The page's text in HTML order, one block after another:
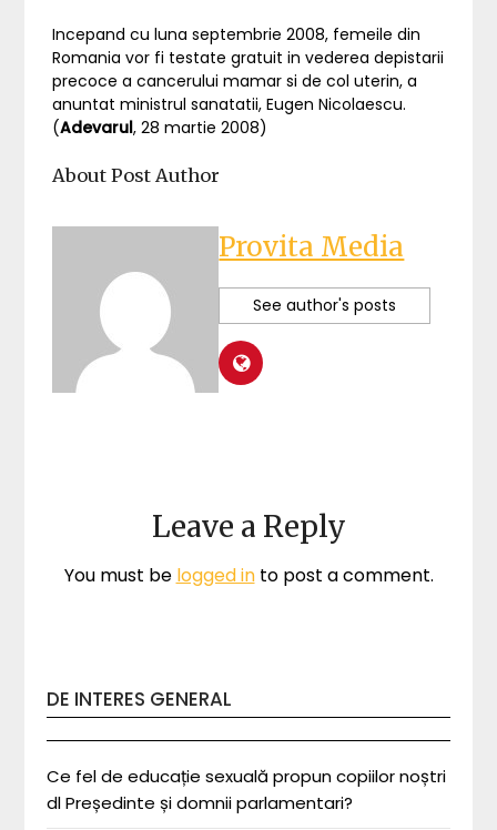
Incepand cu luna septembrie 2008, femeile din
Romania vor fi testate gratuit in vederea depistarii
precoce a cancerului mamar si de col uterin, a
anuntat ministrul sanatatii, Eugen Nicolaescu.
(Adevarul, 28 martie 2008)
About Post Author
Provita Media
See author's posts
Leave a Reply
You must be logged into post a comment.
DE INTERES GENERAL
Ce fel de educație sexuală propun copiilor noștri
dl Președinte și domnii parlamentari?